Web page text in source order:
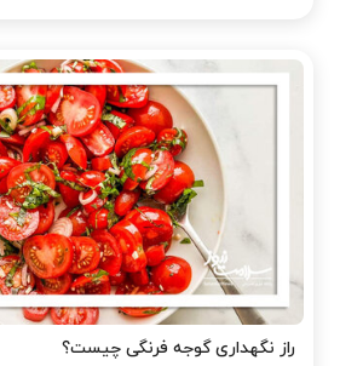
راز نگهداری گوجه فرنگی چیست؟